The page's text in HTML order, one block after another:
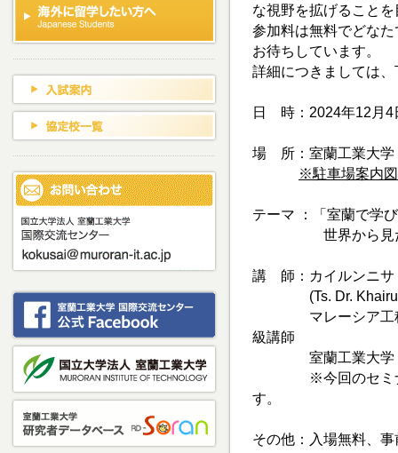
な視野を拡げること
参加料は無料でどな
お待ちしています。
詳細につきましては
日 時：2024年12月
場 所：室蘭工業大学
※駐車場案内図
テーマ ：「室蘭で学
世界から見た
講 師：カイルンニサ
(Ts. Dr.
マレーシア工科大
級講師
室蘭工業大学 大
※今回のセミナー
す。
その他：入場無料、